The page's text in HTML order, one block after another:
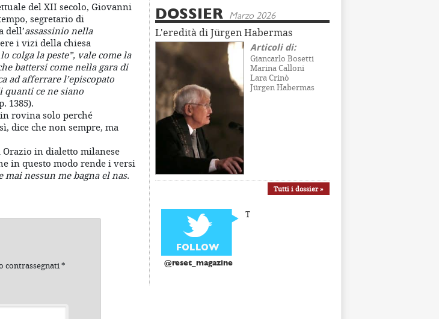
del XII secolo, Giovanni
segretario di
dell’assassinio nella
i vizi della chiesa
colga la peste”, vale come la
battersi come nella gara di
ad afferrare l’episcopato
quanti ce ne siano
1385).
rovina solo perché
dice che non sempre, ma
in dialetto milanese
in questo modo rende i versi
mai nessun me bagna el nas.
contrassegnati*
DOSSIER Marzo 2026
L'eredità di Jürgen Habermas
Articoli di:
Giancarlo Bosetti
Marina Calloni
Lara Crinò
Jürgen Habermas
Tutti i dossier »
@reset_magazine
T